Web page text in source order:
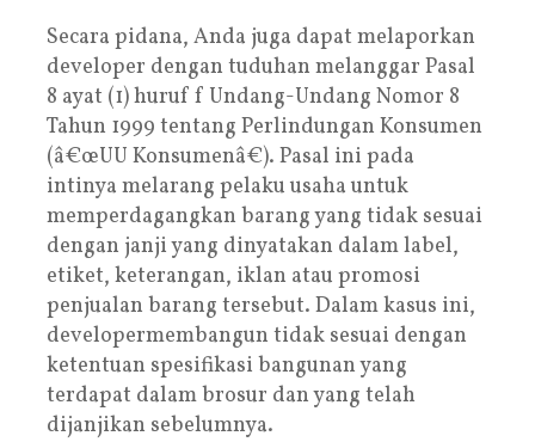
Secara pidana, Anda juga dapat melaporkan
developer dengan tuduhan melanggar Pasal
8 ayat (1) huruf f Undang-Undang Nomor 8
Tahun 1999 tentang Perlindungan Konsumen
(â€œUU Konsumenâ€). Pasal ini pada
intinya melarang pelaku usaha untuk
memperdagangkan barang yang tidak sesuai
dengan janji yang dinyatakan dalam label,
etiket, keterangan, iklan atau promosi
penjualan barang tersebut. Dalam kasus ini,
developermembangun tidak sesuai dengan
ketentuan spesifikasi bangunan yang
terdapat dalam brosur dan yang telah
dijanjikan sebelumnya.